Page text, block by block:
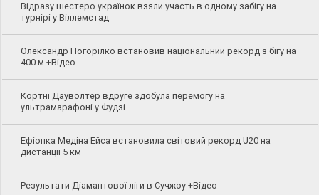
Відразу шестеро українок взяли участь в одному забігу на
турнірі у Віллемстад
Олександр Погорілко встановив національний рекорд з бігу на
400 м +Відео
Кортні Дауволтер вдруге здобула перемогу на
ультрамарафоні у Фудзі
Ефіопка Медіна Ейса встановила світовий рекорд U20 на
дистанції 5 км
Результати Діамантової ліги в Сучжоу +Відео